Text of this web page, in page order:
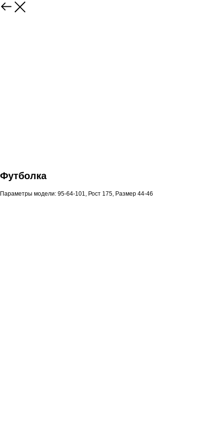
Футболка
Параметры модели: 95-64-101, Рост 175, Размер 44-46